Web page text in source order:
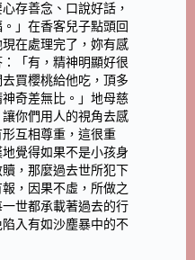
存善念、口說好話，
」在香客兒子點頭回
在處理完了，妳有感
「有，精神明顯好很
買櫻桃給他吃，頂多
奇差無比。」地母慈
你們用人的視角去感
互相尊重，這很重
覺得如果不是小孩身
，那麼過去世所犯下
，因果不虛，所做之
世都承載著過去的行
入有如沙塵暴中的不